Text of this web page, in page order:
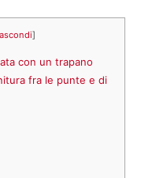
]
con un trapano
fra le punte e di